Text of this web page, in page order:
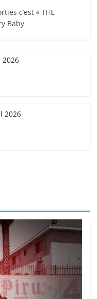
c’est « THE
Baby
2026